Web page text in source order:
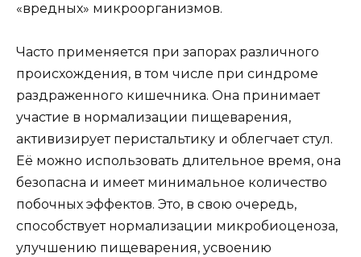
«вредных» микроорганизмов.
Часто применяется при запорах различного
происхождения, в том числе при синдроме
раздраженного кишечника. Она принимает
участие в нормализации пищеварения,
активизирует перистальтику и облегчает стул.
Её можно использовать длительное время, она
безопасна и имеет минимальное количество
побочных эффектов. Это, в свою очередь,
способствует нормализации микробиоценоза,
улучшению пищеварения, усвоению